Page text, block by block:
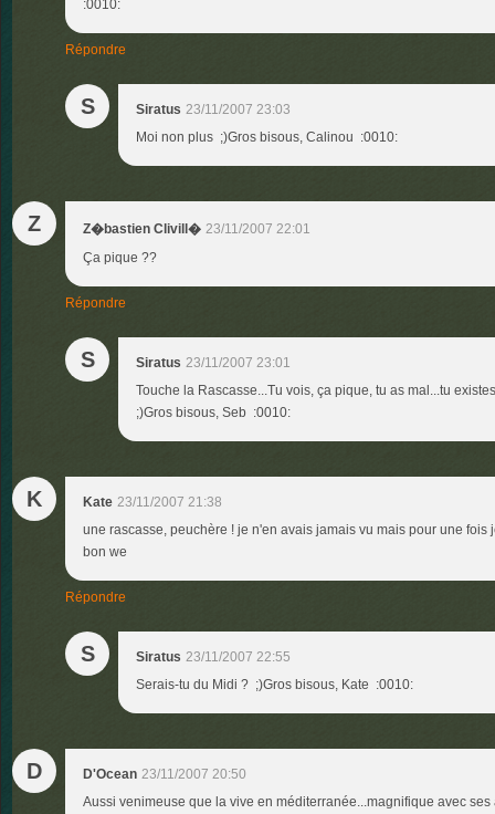
:0010:
Répondre
S Siratus 23/11/2007 23:03
Moi non plus ;)Gros bisous, Calinou :0010:
Z Z�bastien Clivill� 23/11/2007 22:01
Ça pique ??
Répondre
S Siratus 23/11/2007 23:01
Touche la Rascasse...Tu vois, ça pique, tu as mal...tu
;)Gros bisous, Seb :0010:
K Kate 23/11/2007 21:38
une rascasse, peuchère ! je n'en avais jamais vu mais pour une fois
bon we
Répondre
S Siratus 23/11/2007 22:55
Serais-tu du Midi ? ;)Gros bisous, Kate :0010:
D D'Ocean 23/11/2007 20:50
Aussi venimeuse que la vive en méditerranée...magnifique avec